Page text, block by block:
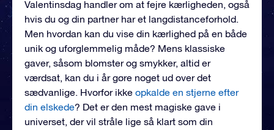
Valentinsdag handler om at fejre kærligheden, også
hvis du og din partner har et langdistanceforhold.
Men hvordan kan du vise din kærlighed på en både
unik og uforglemmelig måde? Mens klassiske
gaver, såsom blomster og smykker, altid er
værdsat, kan du i år gøre noget ud over det
sædvanlige. Hvorfor ikke opkalde en stjerne efter
din elskede? Det er den mest magiske gave i
universet, der vil stråle lige så klart som din